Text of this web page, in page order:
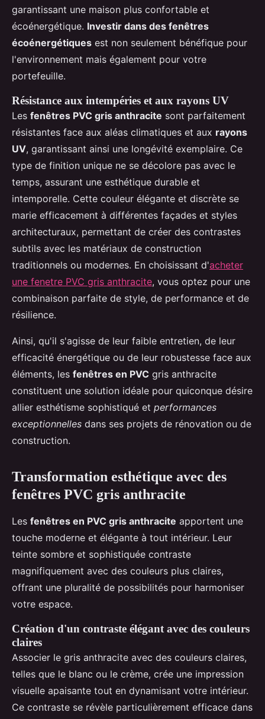
garantissant une maison plus confortable et
écoénergétique. Investir dans des fenêtres
écoénergétiques est non seulement bénéfique pour
l'environnement mais également pour votre
portefeuille.
Résistance aux intempéries et aux rayons UV
Les fenêtres PVC gris anthracite sont parfaitement
résistantes face aux aléas climatiques et aux rayons
UV, garantissant ainsi une longévité exemplaire. Ce
type de finition unique ne se décolore pas avec le
temps, assurant une esthétique durable et
intemporelle. Cette couleur élégante et discrète se
marie efficacement à différentes façades et styles
architecturaux, permettant de créer des contrastes
subtils avec les matériaux de construction
traditionnels ou modernes. En choisissant d'acheter
une fenetre PVC gris anthracite, vous optez pour une
combinaison parfaite de style, de performance et de
résilience.
Ainsi, qu'il s'agisse de leur faible entretien, de leur
efficacité énergétique ou de leur robustesse face aux
éléments, les fenêtres en PVC gris anthracite
constituent une solution idéale pour quiconque désire
allier esthétisme sophistiqué et performances
exceptionnelles dans ses projets de rénovation ou de
construction.
Transformation esthétique avec des
fenêtres PVC gris anthracite
Les fenêtres en PVC gris anthracite apportent une
touche moderne et élégante à tout intérieur. Leur
teinte sombre et sophistiquée contraste
magnifiquement avec des couleurs plus claires,
offrant une pluralité de possibilités pour harmoniser
votre espace.
Création d'un contraste élégant avec des couleurs
claires
Associer le gris anthracite avec des couleurs claires,
telles que le blanc ou le crème, crée une impression
visuelle apaisante tout en dynamisant votre intérieur.
Ce contraste se révèle particulièrement efficace dans